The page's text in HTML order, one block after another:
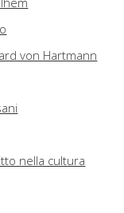
von Hartmann
nella cultura